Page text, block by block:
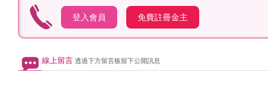
登入會員 免費註冊金主
線上留言 透過下方留言板留下公開訊息